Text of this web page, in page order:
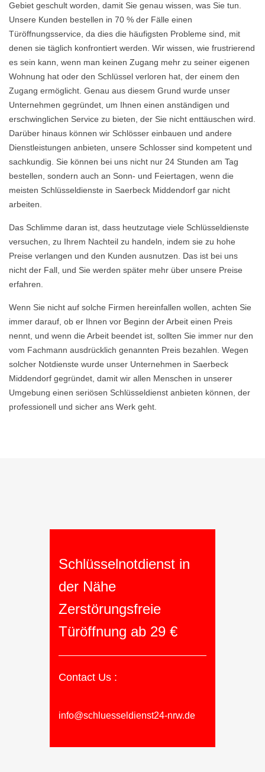
Gebiet geschult worden, damit Sie genau wissen, was Sie tun.
Unsere Kunden bestellen in 70 % der Fälle einen
Türöffnungsservice, da dies die häufigsten Probleme sind, mit
denen sie täglich konfrontiert werden. Wir wissen, wie frustrierend
es sein kann, wenn man keinen Zugang mehr zu seiner eigenen
Wohnung hat oder den Schlüssel verloren hat, der einem den
Zugang ermöglicht. Genau aus diesem Grund wurde unser
Unternehmen gegründet, um Ihnen einen anständigen und
erschwinglichen Service zu bieten, der Sie nicht enttäuschen wird.
Darüber hinaus können wir Schlösser einbauen und andere
Dienstleistungen anbieten, unsere Schlosser sind kompetent und
sachkundig. Sie können bei uns nicht nur 24 Stunden am Tag
bestellen, sondern auch an Sonn- und Feiertagen, wenn die
meisten Schlüsseldienste in Saerbeck Middendorf gar nicht
arbeiten.
Das Schlimme daran ist, dass heutzutage viele Schlüsseldienste
versuchen, zu Ihrem Nachteil zu handeln, indem sie zu hohe
Preise verlangen und den Kunden ausnutzen. Das ist bei uns
nicht der Fall, und Sie werden später mehr über unsere Preise
erfahren.
Wenn Sie nicht auf solche Firmen hereinfallen wollen, achten Sie
immer darauf, ob er Ihnen vor Beginn der Arbeit einen Preis
nennt, und wenn die Arbeit beendet ist, sollten Sie immer nur den
vom Fachmann ausdrücklich genannten Preis bezahlen. Wegen
solcher Notdienste wurde unser Unternehmen in Saerbeck
Middendorf gegründet, damit wir allen Menschen in unserer
Umgebung einen seriösen Schlüsseldienst anbieten können, der
professionell und sicher ans Werk geht.
Schlüsselnotdienst in
der Nähe
Zerstörungsfreie
Türöffnung ab 29 €
Contact Us :
info@schluesseldienst24-nrw.de